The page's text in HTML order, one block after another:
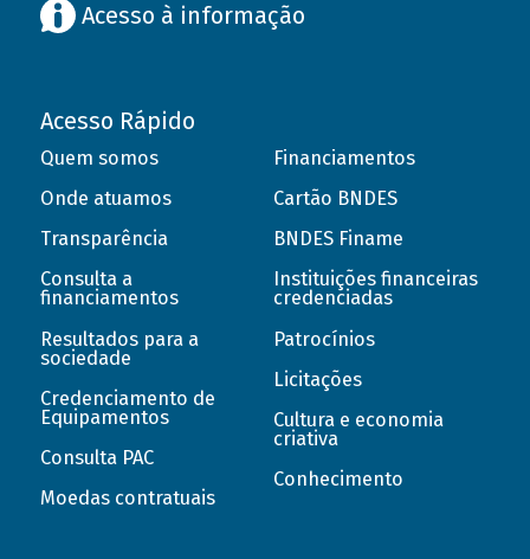
Acesso à informação
Acesso Rápido
Quem somos
Onde atuamos
Transparência
Consulta a
financiamentos
Resultados para a
sociedade
Credenciamento de
Equipamentos
Consulta PAC
Moedas contratuais
Financiamentos
Cartão BNDES
BNDES Finame
Instituições financeiras
credenciadas
Patrocínios
Licitações
Cultura e economia
criativa
Conhecimento